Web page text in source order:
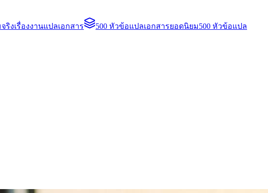
ริงเรื่องงานแปลเอกสาร 500 หัวข้อแปลเอกสารยอดนิยม500 หัวข้อแปล